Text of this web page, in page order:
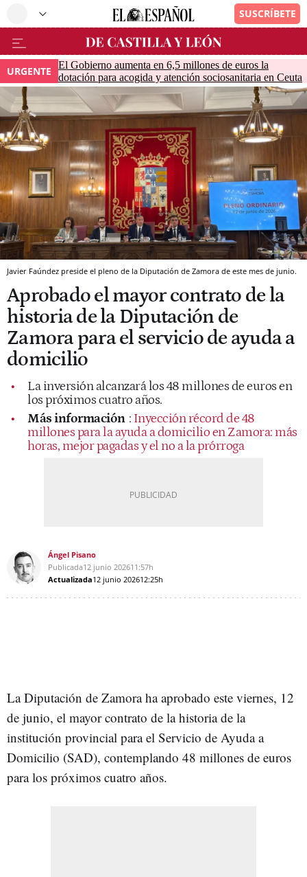
URGENTE
El Gobierno aumenta en 6,5 millones de euros la
dotación para acogida y atención sociosanitaria en Ceuta
Javier Faúndez preside el pleno de la Diputación de Zamora de este mes de junio.
Aprobado el mayor contrato de la
historia de la Diputación de
Zamora para el servicio de ayuda a
domicilio
La inversión alcanzará los 48 millones de euros en
los próximos cuatro años.
Más información : Inyección récord de 48
millones para la ayuda a domicilio en Zamora: más
horas, mejor pagadas y el no a la prórroga
Ángel Pisano
Publicada12 junio 202611:57h
Actualizada12 junio 202612:25h
La Diputación de Zamora ha aprobado este viernes, 12
de junio, el mayor contrato de la historia de la
institución provincial para el Servicio de Ayuda a
Domicilio (SAD), contemplando 48 millones de euros
para los próximos cuatro años.